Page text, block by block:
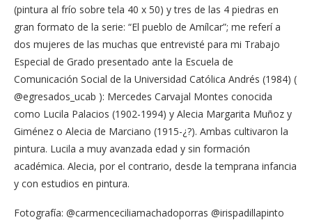
(pintura al frío sobre tela 40 x 50) y tres de las 4 piedras en
gran formato de la serie: “El pueblo de Amílcar”; me referí a
dos mujeres de las muchas que entrevisté para mi Trabajo
Especial de Grado presentado ante la Escuela de
Comunicación Social de la Universidad Católica Andrés (1984) (
@egresados_ucab ): Mercedes Carvajal Montes conocida
como Lucila Palacios (1902-1994) y Alecia Margarita Muñoz y
Giménez o Alecia de Marciano (1915-¿?). Ambas cultivaron la
pintura. Lucila a muy avanzada edad y sin formación
académica. Alecia, por el contrario, desde la temprana infancia
y con estudios en pintura.
Fotografía: @carmenceciliamachadoporras @irispadillapinto